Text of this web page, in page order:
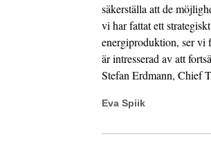
säkerställa att de
vi har fattat ett
energiproduktion, ser vi
är intresserad av att
Stefan Erdmann, Chief
Eva Spiik